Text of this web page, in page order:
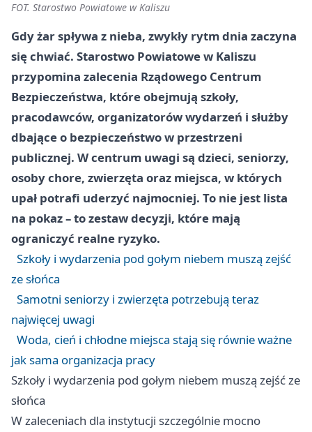
FOT. Starostwo Powiatowe w Kaliszu
Gdy żar spływa z nieba, zwykły rytm dnia zaczyna
się chwiać. Starostwo Powiatowe w Kaliszu
przypomina zalecenia Rządowego Centrum
Bezpieczeństwa, które obejmują szkoły,
pracodawców, organizatorów wydarzeń i służby
dbające o bezpieczeństwo w przestrzeni
publicznej. W centrum uwagi są dzieci, seniorzy,
osoby chore, zwierzęta oraz miejsca, w których
upał potrafi uderzyć najmocniej. To nie jest lista
na pokaz – to zestaw decyzji, które mają
ograniczyć realne ryzyko.
Szkoły i wydarzenia pod gołym niebem muszą zejść
ze słońca
Samotni seniorzy i zwierzęta potrzebują teraz
najwięcej uwagi
Woda, cień i chłodne miejsca stają się równie ważne
jak sama organizacja pracy
Szkoły i wydarzenia pod gołym niebem muszą zejść ze
słońca
W zaleceniach dla instytucji szczególnie mocno